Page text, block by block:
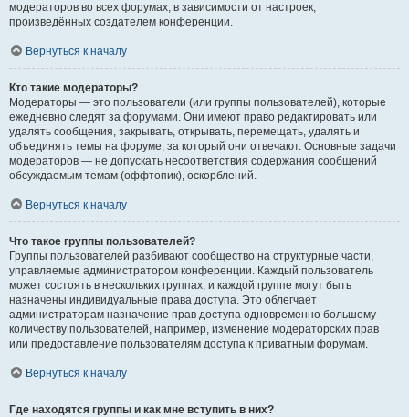
модераторов во всех форумах, в зависимости от настроек,
произведённых создателем конференции.
Вернуться к началу
Кто такие модераторы?
Модераторы — это пользователи (или группы пользователей), которые
ежедневно следят за форумами. Они имеют право редактировать или
удалять сообщения, закрывать, открывать, перемещать, удалять и
объединять темы на форуме, за который они отвечают. Основные задачи
модераторов — не допускать несоответствия содержания сообщений
обсуждаемым темам (оффтопик), оскорблений.
Вернуться к началу
Что такое группы пользователей?
Группы пользователей разбивают сообщество на структурные части,
управляемые администратором конференции. Каждый пользователь
может состоять в нескольких группах, и каждой группе могут быть
назначены индивидуальные права доступа. Это облегчает
администраторам назначение прав доступа одновременно большому
количеству пользователей, например, изменение модераторских прав
или предоставление пользователям доступа к приватным форумам.
Вернуться к началу
Где находятся группы и как мне вступить в них?